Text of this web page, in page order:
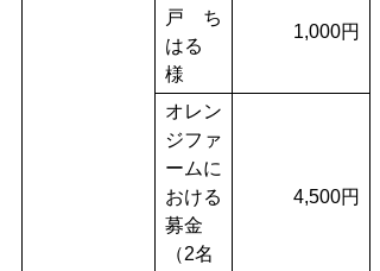
戸 ち
はる
様
1,000円
オレン
ジファ
ームに
おける
募金
（2名
4,500円